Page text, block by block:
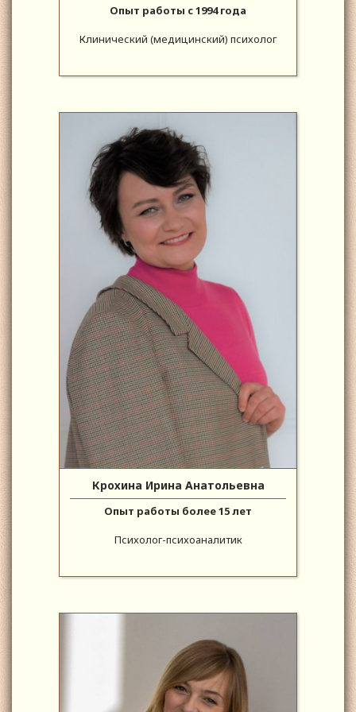
Опыт работы с 1994 года
Клинический (медицинский) психолог
Крохина Ирина Анатольевна
Опыт работы более 15 лет
Психолог-психоаналитик